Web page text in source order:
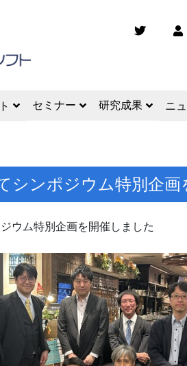
セミナー 研究成果 ニ
シンポジウム特別企画
ウム特別企画を開催しました